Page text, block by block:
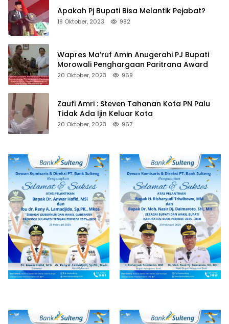
Apakah Pj Bupati Bisa Melantik Pejabat?
18 Oktober, 2023 982
Wapres Ma’ruf Amin Anugerahi PJ Bupati
Morowali Penghargaan Paritrana Award
20 Oktober, 2023 969
Zaufi Amri : Steven Tahanan Kota PN Palu
Tidak Ada Ijin Keluar Kota
20 Oktober, 2023 967